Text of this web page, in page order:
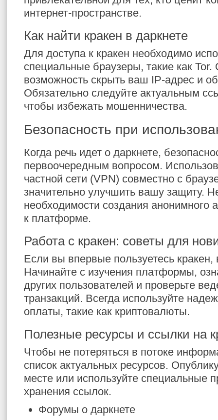
интернет-пространстве.
Как найти кракен в даркнете
Для доступа к кракен необходимо
специальные браузеры, такие как
возможность скрыть ваш IP-адрес и
Обязательно следуйте актуальным
чтобы избежать мошенничества.
Безопасность при
Когда речь идет о даркнете,
первоочередным вопросом.
частной сети (VPN) совместно с
значительно улучшить вашу защиту.
необходимости создания анонимного
к платформе.
Работа с кракен: советы для
Если вы впервые пользуетесь
Начинайте с изучения платформы,
других пользователей и проверьте
транзакций. Всегда используйте
оплаты, такие как криптовалюты.
Полезные ресурсы и ссылки на
Чтобы не потеряться в потоке
список актуальных ресурсов.
месте или используйте специальные
хранения ссылок.
Форумы о даркнете